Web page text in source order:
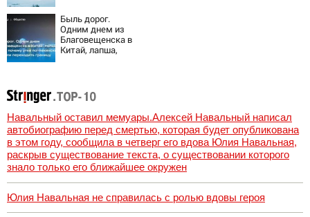
Быль дорог.
Одним днем из
Благовещенска в
Китай, лапша,
переходить
границу
Навальный оставил мемуары.Алексей Навальный написал
автобиографию перед смертью, которая будет опубликована
в этом году, сообщила в четверг его вдова Юлия Навальная,
раскрыв существование текста, о существовании которого
знало только его ближайшее окружен
Юлия Навальная не справилась с ролью вдовы героя